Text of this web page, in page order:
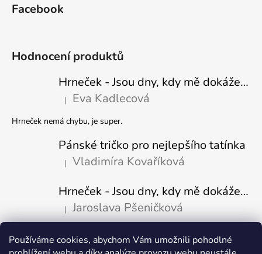
Používáme cookies, abychom Vám umožnili pohodlné
Facebook
Hodnocení produktů
Hrneček - Jsou dny, kdy mě dokáže nasrat i vzduch - Sova
Hodnocení produktu je 5 z 5 hvězdiček.
| Eva Kadlecová
Hrneček nemá chybu, je super.
Pánské tričko pro nejlepšího tatínka
Hodnocení produktu je 5 z 5 hvězdiček.
| Vladimíra Kovaříková
Hrneček - Jsou dny, kdy mě dokáže nasrat i vzduch-naštvaný pejsek
Hodnocení produktu je 5 z 5 hvězdiček.
| Jaroslava Pšeničková
Přijímáme online platby